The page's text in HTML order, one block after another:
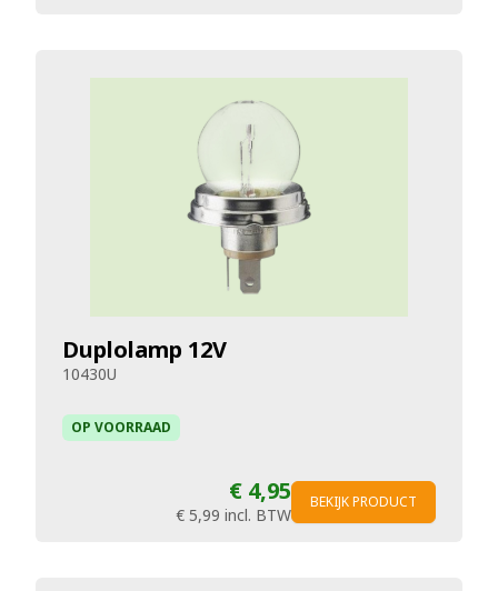
Duplolamp 12V
10430U
OP VOORRAAD
€ 4,95
€ 5,99 incl. BTW
BEKIJK PRODUCT